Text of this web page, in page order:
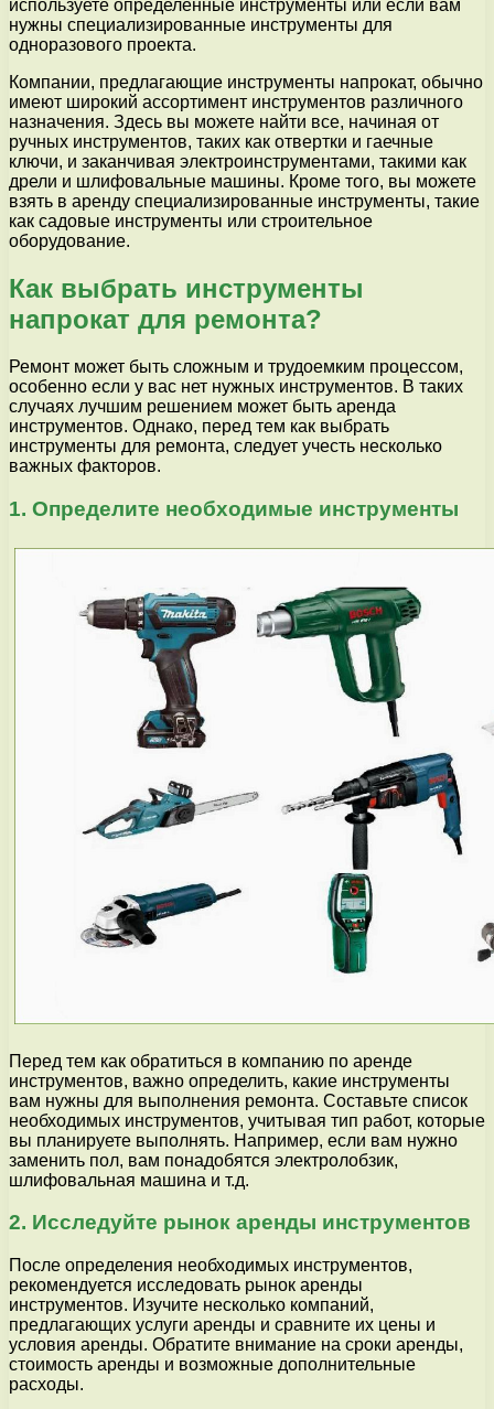
используете определенные инструменты или если вам
нужны специализированные инструменты для
одноразового проекта.
Компании, предлагающие инструменты напрокат, обычно
имеют широкий ассортимент инструментов различного
назначения. Здесь вы можете найти все, начиная от
ручных инструментов, таких как отвертки и гаечные
ключи, и заканчивая электроинструментами, такими как
дрели и шлифовальные машины. Кроме того, вы можете
взять в аренду специализированные инструменты, такие
как садовые инструменты или строительное
оборудование.
Как выбрать инструменты
напрокат для ремонта?
Ремонт может быть сложным и трудоемким процессом,
особенно если у вас нет нужных инструментов. В таких
случаях лучшим решением может быть аренда
инструментов. Однако, перед тем как выбрать
инструменты для ремонта, следует учесть несколько
важных факторов.
1. Определите необходимые инструменты
Перед тем как обратиться в компанию по аренде
инструментов, важно определить, какие инструменты
вам нужны для выполнения ремонта. Составьте список
необходимых инструментов, учитывая тип работ, которые
вы планируете выполнять. Например, если вам нужно
заменить пол, вам понадобятся электролобзик,
шлифовальная машина и т.д.
2. Исследуйте рынок аренды инструментов
После определения необходимых инструментов,
рекомендуется исследовать рынок аренды
инструментов. Изучите несколько компаний,
предлагающих услуги аренды и сравните их цены и
условия аренды. Обратите внимание на сроки аренды,
стоимость аренды и возможные дополнительные
расходы.